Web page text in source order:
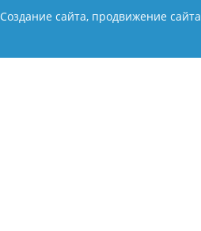
Создание сайта, продвижение сайта